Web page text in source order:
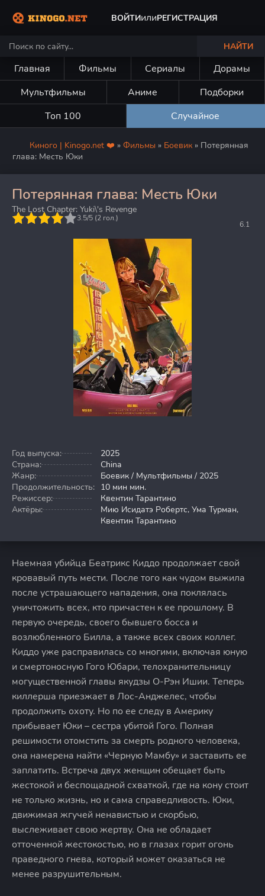
ВОЙТИилиРЕГИСТРАЦИЯ
НАЙТИ
Главная Фильмы Сериалы
Дорамы
Мультфильмы
Аниме
Подборки
Топ 100
Случайное
Киного | Kinogo.net ❤️ » Фильмы » Боевик » Потерянная
глава: Месть Юки
Потерянная глава: Месть Юки
The Lost Chapter: Yuki\'s Revenge
6.1
3.5/5 (2 гол.)
Год выпуска:
2025
Страна:
China
Жанр:
Боевик / Мультфильмы / 2025
Продолжительность: 10 мин мин.
Режиссер:
Квентин Тарантино
Актёры:
Мию Исидатэ Робертс, Ума Турман,
Квентин Тарантино
Наемная убийца Беатрикс Киддо продолжает свой
кровавый путь мести. После того как чудом выжила
после устрашающего нападения, она поклялась
уничтожить всех, кто причастен к ее прошлому. В
первую очередь, своего бывшего босса и
возлюбленного Билла, а также всех своих коллег.
Киддо уже расправилась со многими, включая юную
и смертоносную Гого Юбари, телохранительницу
могущественной главы якудзы О-Рэн Ишии. Теперь
киллерша приезжает в Лос-Анджелес, чтобы
продолжить охоту. Но по ее следу в Америку
прибывает Юки – сестра убитой Гого. Полная
решимости отомстить за смерть родного человека,
она намерена найти «Черную Мамбу» и заставить ее
заплатить. Встреча двух женщин обещает быть
жестокой и беспощадной схваткой, где на кону стоит
не только жизнь, но и сама справедливость. Юки,
движимая жгучей ненавистью и скорбью,
выслеживает свою жертву. Она не обладает
отточенной жестокостью, но в глазах горит огонь
праведного гнева, который может оказаться не
менее разрушительным.